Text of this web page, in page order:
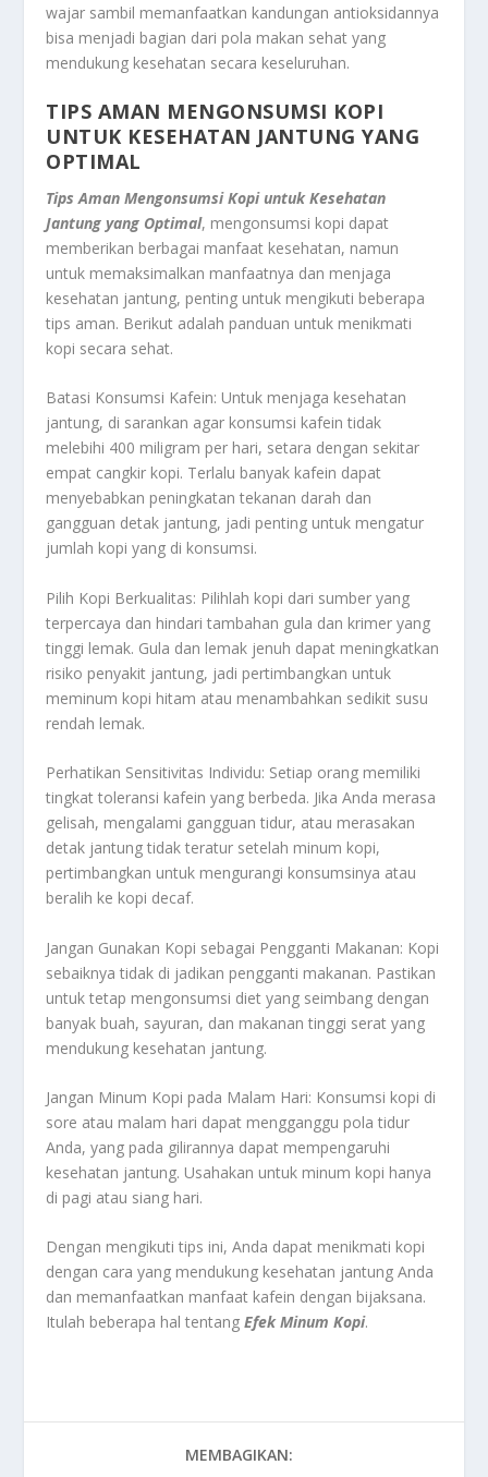
wajar sambil memanfaatkan kandungan antioksidannya
bisa menjadi bagian dari pola makan sehat yang
mendukung kesehatan secara keseluruhan.
TIPS AMAN MENGONSUMSI KOPI
UNTUK KESEHATAN JANTUNG YANG
OPTIMAL
Tips Aman Mengonsumsi Kopi untuk Kesehatan
Jantung yang Optimal, mengonsumsi kopi dapat
memberikan berbagai manfaat kesehatan, namun
untuk memaksimalkan manfaatnya dan menjaga
kesehatan jantung, penting untuk mengikuti beberapa
tips aman. Berikut adalah panduan untuk menikmati
kopi secara sehat.
Batasi Konsumsi Kafein: Untuk menjaga kesehatan
jantung, di sarankan agar konsumsi kafein tidak
melebihi 400 miligram per hari, setara dengan sekitar
empat cangkir kopi. Terlalu banyak kafein dapat
menyebabkan peningkatan tekanan darah dan
gangguan detak jantung, jadi penting untuk mengatur
jumlah kopi yang di konsumsi.
Pilih Kopi Berkualitas: Pilihlah kopi dari sumber yang
terpercaya dan hindari tambahan gula dan krimer yang
tinggi lemak. Gula dan lemak jenuh dapat meningkatkan
risiko penyakit jantung, jadi pertimbangkan untuk
meminum kopi hitam atau menambahkan sedikit susu
rendah lemak.
Perhatikan Sensitivitas Individu: Setiap orang memiliki
tingkat toleransi kafein yang berbeda. Jika Anda merasa
gelisah, mengalami gangguan tidur, atau merasakan
detak jantung tidak teratur setelah minum kopi,
pertimbangkan untuk mengurangi konsumsinya atau
beralih ke kopi decaf.
Jangan Gunakan Kopi sebagai Pengganti Makanan: Kopi
sebaiknya tidak di jadikan pengganti makanan. Pastikan
untuk tetap mengonsumsi diet yang seimbang dengan
banyak buah, sayuran, dan makanan tinggi serat yang
mendukung kesehatan jantung.
Jangan Minum Kopi pada Malam Hari: Konsumsi kopi di
sore atau malam hari dapat mengganggu pola tidur
Anda, yang pada gilirannya dapat mempengaruhi
kesehatan jantung. Usahakan untuk minum kopi hanya
di pagi atau siang hari.
Dengan mengikuti tips ini, Anda dapat menikmati kopi
dengan cara yang mendukung kesehatan jantung Anda
dan memanfaatkan manfaat kafein dengan bijaksana.
Itulah beberapa hal tentangEfek Minum Kopi.
MEMBAGIKAN: